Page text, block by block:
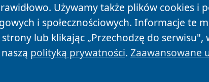
Używamy także plików cookies
i społecznościowych. Informacje te
lub klikając „Przechodzę do serwisu",
polityką prywatności. Zaawansowane
Prywatności Polityka Cookies